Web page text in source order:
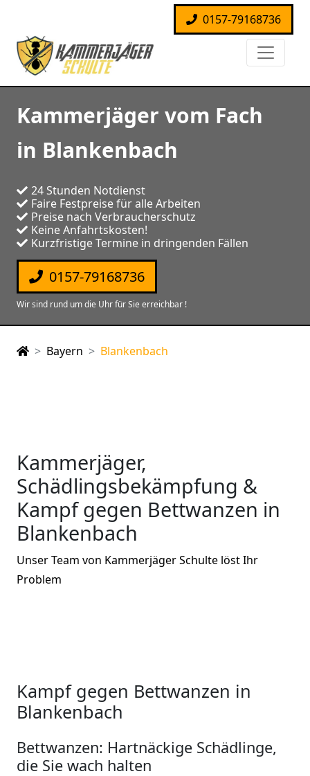
0157-79168736
Kammerjäger vom Fach
in Blankenbach
24 Stunden Notdienst
Faire Festpreise für alle Arbeiten
Preise nach Verbraucherschutz
Keine Anfahrtskosten!
Kurzfristige Termine in dringenden Fällen
0157-79168736
Wir sind rund um die Uhr für Sie erreichbar !
Bayern Blankenbach
Kammerjäger,
Schädlingsbekämpfung &
Kampf gegen Bettwanzen in
Blankenbach
Unser Team von Kammerjäger Schulte löst Ihr
Problem
Kampf gegen Bettwanzen in
Blankenbach
Bettwanzen: Hartnäckige Schädlinge,
die Sie wach halten